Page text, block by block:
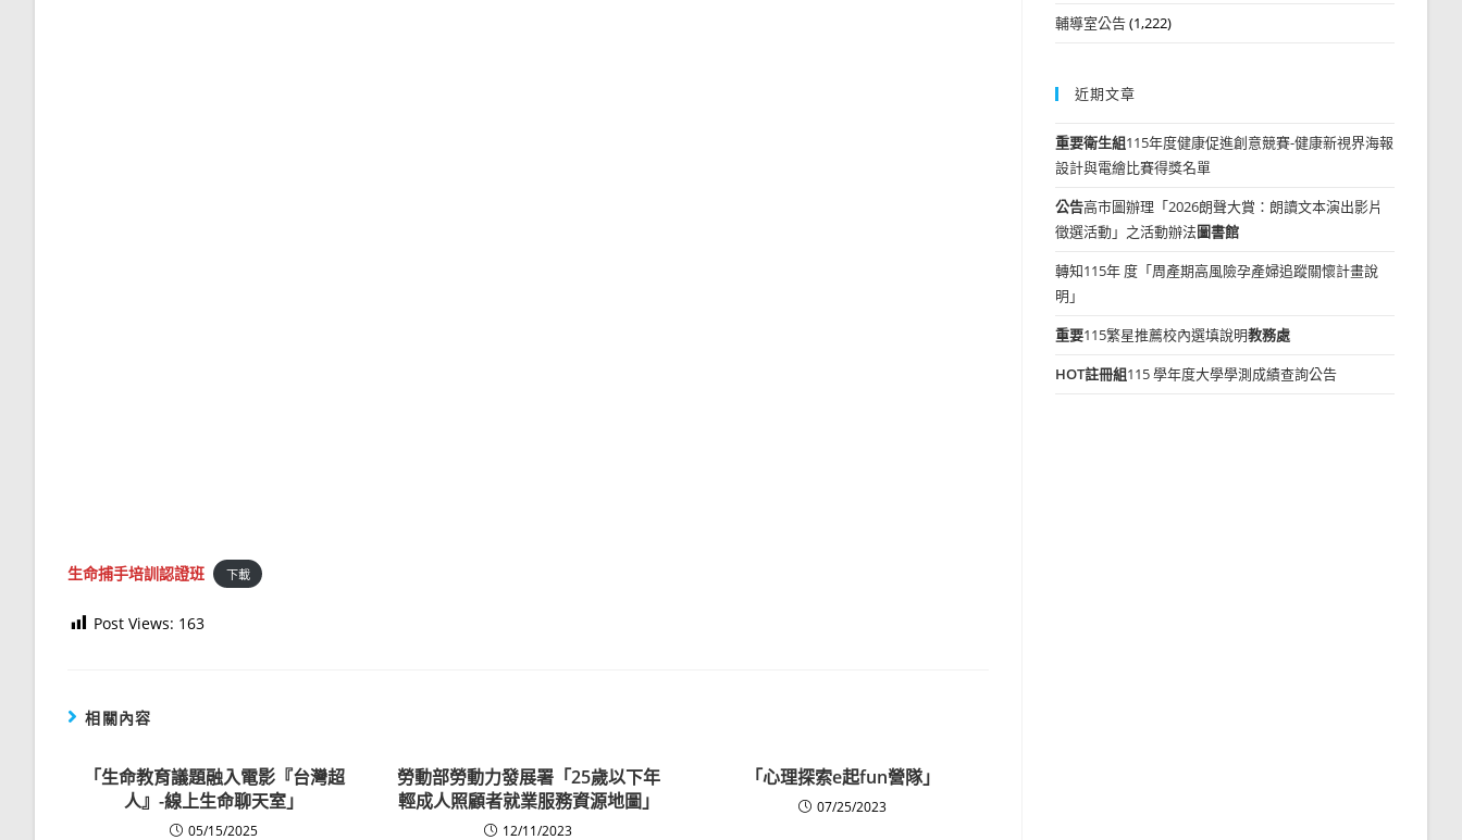
生命捕手培訓認證班 下載
Post Views: 163
相關內容
「生命教育議題融入電影『台灣超
人』-線上生命聊天室」
05/15/2025
勞動部勞動力發展署「25歲以下年
輕成人照顧者就業服務資源地圖」
12/11/2023
「心理探索e起fun營隊」
07/25/2023
輔導室公告(1,222)
近期文章
重要衛生組115年度健康促進創意競賽-健康新視界海報
設計與電繪比賽得獎名單
公告高市圖辦理「2026朗聲大賞：朗讀文本演出影片
徵選活動」之活動辦法圖書館
轉知115年 度「周產期高風險孕產婦追蹤關懷計畫說
明」
重要115繁星推薦校內選填說明教務處
HOT註冊組115 學年度大學學測成績查詢公告